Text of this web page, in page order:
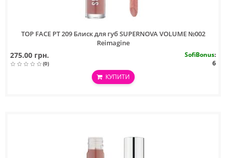
TOP FACE PT 209 Блиск для губ SUPERNOVA VOLUME №002
Reimagine
275.00 грн.
(0)
SofiBonus:
6
КУПИТИ